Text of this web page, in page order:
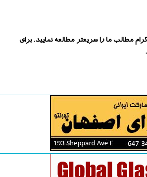
مطالب ما را سریعتر مطالعه نمایید. برای
.